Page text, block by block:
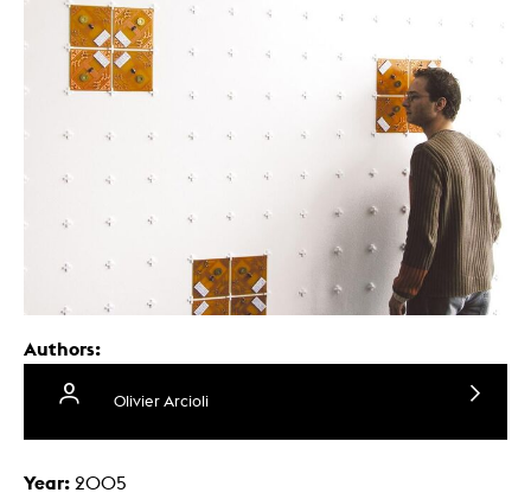
Authors:
Olivier Arcioli
Year: 2005